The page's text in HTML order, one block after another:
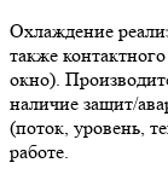
Охлаждение
также
окно).
наличие защит/
(поток, уровень,
работе.